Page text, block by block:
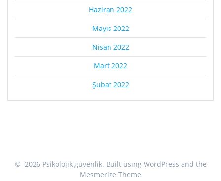
Haziran 2022
Mayıs 2022
Nisan 2022
Mart 2022
Şubat 2022
© 2026 Psikolojik güvenlik. Built using WordPress and the
Mesmerize Theme